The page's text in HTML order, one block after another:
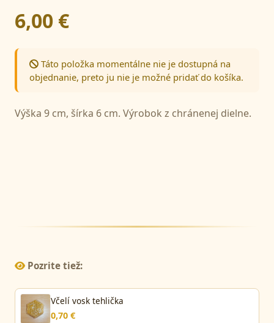
6,00 €
Táto položka momentálne nie je dostupná na
objednanie, preto ju nie je možné pridať do košíka.
Výška 9 cm, šírka 6 cm. Výrobok z chránenej dielne.
Pozrite tiež:
Včelí vosk tehlička
0,70 €